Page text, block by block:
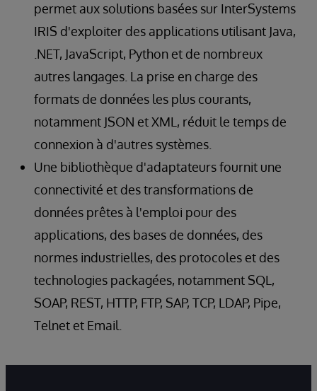
permet aux solutions basées sur InterSystems
IRIS d'exploiter des applications utilisant Java,
.NET, JavaScript, Python et de nombreux
autres langages. La prise en charge des
formats de données les plus courants,
notamment JSON et XML, réduit le temps de
connexion à d'autres systèmes.
Une bibliothèque d'adaptateurs fournit une
connectivité et des transformations de
données prêtes à l'emploi pour des
applications, des bases de données, des
normes industrielles, des protocoles et des
technologies packagées, notamment SQL,
SOAP, REST, HTTP, FTP, SAP, TCP, LDAP, Pipe,
Telnet et Email.